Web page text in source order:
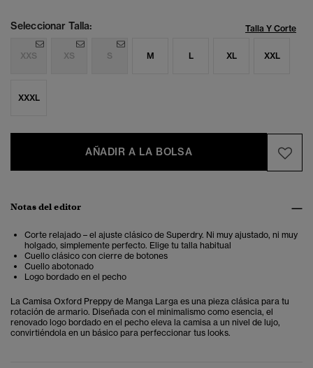
Seleccionar Talla: Talla Y Corte
XXS XS S M L XL XXL
XXXL
AÑADIR A LA BOLSA
Notas del editor
Corte relajado – el ajuste clásico de Superdry. Ni muy ajustado, ni muy
holgado, simplemente perfecto. Elige tu talla habitual
Cuello clásico con cierre de botones
Cuello abotonado
Logo bordado en el pecho
La Camisa Oxford Preppy de Manga Larga es una pieza clásica para tu
rotación de armario. Diseñada con el minimalismo como esencia, el
renovado logo bordado en el pecho eleva la camisa a un nivel de lujo,
convirtiéndola en un básico para perfeccionar tus looks.